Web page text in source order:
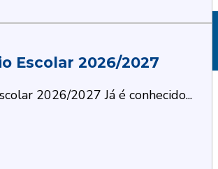
Escolar 2026/2027
2026/2027 Já é conhecido...